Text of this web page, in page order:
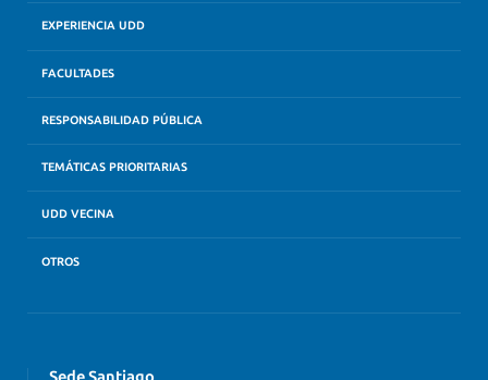
EXPERIENCIA UDD
FACULTADES
RESPONSABILIDAD PÚBLICA
TEMÁTICAS PRIORITARIAS
UDD VECINA
OTROS